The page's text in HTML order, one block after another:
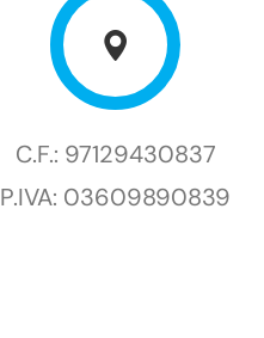
C.F.: 97129430837
P.IVA: 03609890839